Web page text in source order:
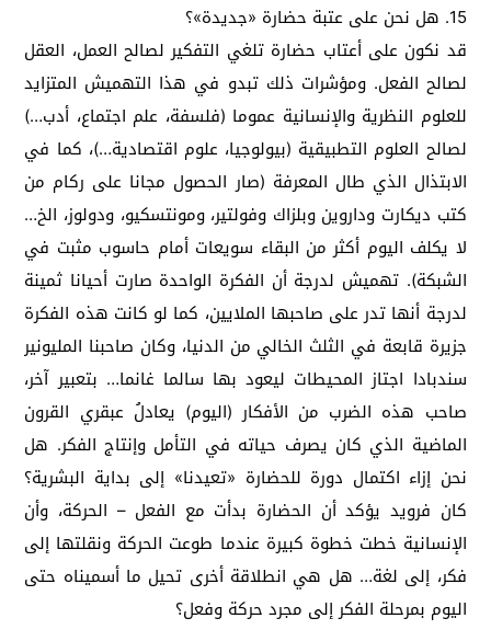
15. هل نحن على عتبة حضارة «جديدة»؟
قد نكون على أعتاب حضارة تلغي التفكير لصالح العمل، العقل
لصالح الفعل. ومؤشرات ذلك تبدو في هذا التهميش المتزايد
للعلوم النظرية والإنسانية عموما (فلسفة، علم اجتماع، أدب…)
لصالح العلوم التطبيقية (بيولوجيا، علوم اقتصادية…)، كما في
الابتذال الذي طال المعرفة (صار الحصول مجانا على ركام من
كتب ديكارت وداروين وبلزاك وفولتير، ومونتسكيو، ودولوز، الخ…
لا يكلف اليوم أكثر من البقاء سويعات أمام حاسوب مثبت في
الشبكة). تهميش لدرجة أن الفكرة الواحدة صارت أحيانا ثمينة
لدرجة أنها تدر على صاحبها الملايين، كما لو كانت هذه الفكرة
جزيرة قابعة في الثلث الخالي من الدنيا، وكان صاحبنا المليونير
سندبادا اجتاز المحيطات ليعود بها سالما غانما… بتعبير آخر،
صاحب هذه الضرب من الأفكار (اليوم) يعادلُ عبقري القرون
الماضية الذي كان يصرف حياته في التأمل وإنتاج الفكر. هل
نحن إزاء اكتمال دورة للحضارة «تعيدنا» إلى بداية البشرية؟
كان فرويد يؤكد أن الحضارة بدأت مع الفعل – الحركة، وأن
الإنسانية خطت خطوة كبيرة عندما طوعت الحركة ونقلتها إلى
فكر، إلى لغة… هل هي انطلاقة أخرى تحيل ما أسميناه حتى
اليوم بمرحلة الفكر إلى مجرد حركة وفعل؟